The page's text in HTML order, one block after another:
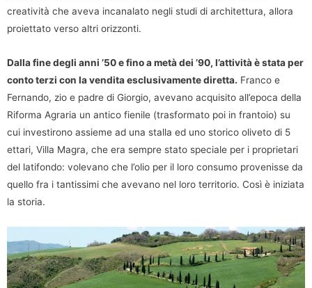
creatività che aveva incanalato negli studi di architettura, allora
proiettato verso altri orizzonti.
Dalla fine degli anni ’50 e fino a metà dei ’90, l’attività è stata per
conto terzi con la vendita esclusivamente diretta. Franco e
Fernando, zio e padre di Giorgio, avevano acquisito all’epoca della
Riforma Agraria un antico fienile (trasformato poi in frantoio) su
cui investirono assieme ad una stalla ed uno storico oliveto di 5
ettari, Villa Magra, che era sempre stato speciale per i proprietari
del latifondo: volevano che l’olio per il loro consumo provenisse da
quello fra i tantissimi che avevano nel loro territorio. Così è iniziata
la storia.